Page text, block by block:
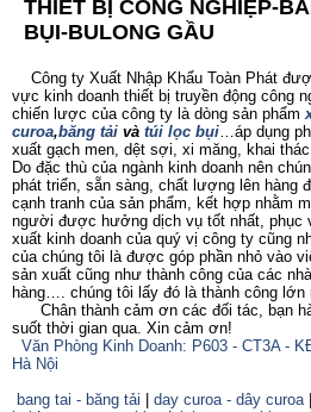
THIẾT BỊ CÔNG NGHIỆP-
BỤI-BULONG GẦU
Công ty Xuất Nhập Khẩu Toàn Phát
vực kinh doanh thiết bị truyền động công
chiến lược của công ty là dòng sản phẩm
curoa,băng tải và túi lọc bụi…áp dụng
xuất gạch men, dệt sợi, xi măng, khai
Do đặc thù của ngành kinh doanh nên
phát triển, sẵn sàng, chất lượng lên hàng
cạnh tranh của sản phẩm, kết hợp nhằm
người được hưởng dịch vụ tốt nhất, phục
xuất kinh doanh của quý vị công ty cũng
của chúng tôi là được góp phần nhỏ vào
sản xuất cũng như thành công của các
hàng…. chúng tôi lấy đó là thành công lớn
Chân thành cảm ơn các đối tác, bạn
suốt thời gian qua. Xin cảm ơn!
Văn Phòng Kinh Doanh: P603 - CT3A -
Hà Nội
bang tai - băng tải
day curoa - dây curoa|